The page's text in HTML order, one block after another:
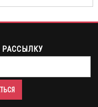
РАССЫЛКУ